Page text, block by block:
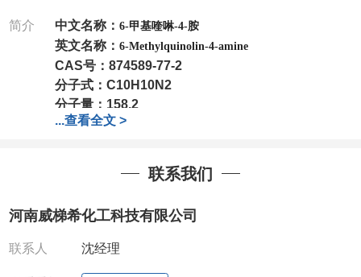
简介 中文名称： 6-甲基喹啉-4-胺
英文名称： 6-Methylquinolin-4-amine
CAS号： 874589-77-2
分子式： C10H10N2
分子量： 158.2
可根据客户需求进行分装
我司对高校及科研单位先发货和
全额退款,并承担所有运费。
:0371-63377391/13393727064
QQ:3930072831
...查看全文 >
联系我们
河南威梯希化工科技有限公司
联系人 沈经理